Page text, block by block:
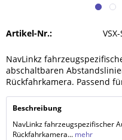
Artikel-Nr.:
NavLinkz
abschaltbaren
Rückfahrkamera. Passend
Beschreibung
NavLinkz fahrzeugspezifischer
Rückfahrkamera... mehr